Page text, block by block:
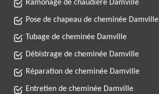
Ramonage de chaudière Damville
Pose de chapeau de cheminée Damville
Tubage de cheminée Damville
Débistrage de cheminée Damville
Réparation de cheminée Damville
Entretien de cheminée Damville